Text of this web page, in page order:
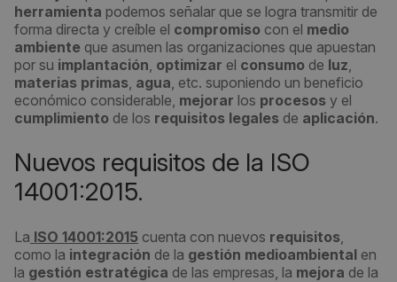
herramienta podemos señalar que se logra transmitir de
forma directa y creíble el compromiso con el medio
ambiente que asumen las organizaciones que apuestan
por su implantación, optimizar el consumo de luz,
materias primas, agua, etc. suponiendo un beneficio
económico considerable, mejorar los procesos y el
cumplimiento de los requisitos legales de aplicación.
Nuevos requisitos de la ISO
14001:2015.
La ISO 14001:2015 cuenta con nuevos requisitos,
como la integración de la gestión medioambiental en
la gestión estratégica de las empresas, la mejora de la